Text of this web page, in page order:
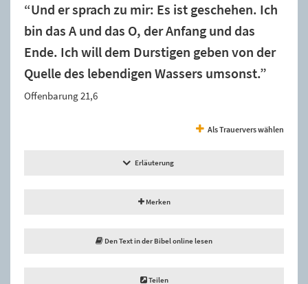
“Und er sprach zu mir: Es ist geschehen. Ich
bin das A und das O, der Anfang und das
Ende. Ich will dem Durstigen geben von der
Quelle des lebendigen Wassers umsonst.”
Offenbarung 21,6
Als Trauervers wählen
Erläuterung
Merken
Den Text in der Bibel online lesen
Teilen